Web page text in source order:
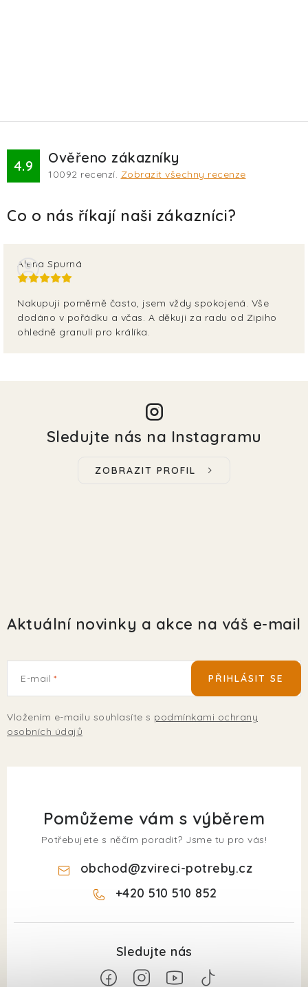
4.9 Ověřeno zákazníky
10092 recenzí. Zobrazit všechny recenze
Alena Spurná
Nakupuji poměrně často, jsem vždy spokojená. Vše
dodáno v pořádku a včas. A děkuji za radu od Zipiho
ohledně granulí pro králíka.
Sledujte nás na Instagramu
ZOBRAZIT PROFIL
Aktuální novinky a akce na váš e-mail
E-mail
Vložením e-mailu souhlasíte s podmínkami ochrany
osobních údajů
PŘIHLÁSIT SE
Pomůžeme vám s výběrem
Potřebujete s něčím poradit? Jsme tu pro vás!
obchod@zvireci-potreby.cz
+420 510 510 852